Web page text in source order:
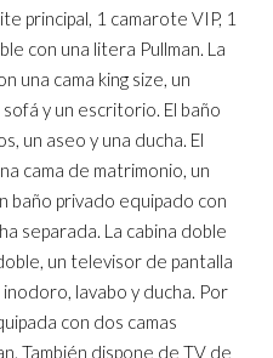
principal, 1 camarote VIP, 1
con una litera Pullman. La
una cama king size, un
y un escritorio. El baño
un aseo y una ducha. El
cama de matrimonio, un
baño privado equipado con
separada. La cabina doble
un televisor de pantalla
inodoro, lavabo y ducha. Por
con dos camas
También dispone de TV de